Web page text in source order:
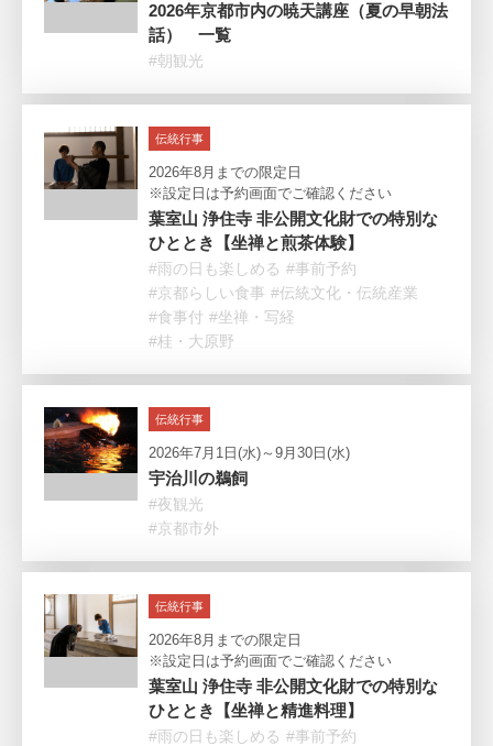
2026年京都市内の暁天講座（夏の早朝法
話） 一覧
#朝観光
伝統行事
2026年8月までの限定日
※設定日は予約画面でご確認ください
葉室山 浄住寺 非公開文化財での特別な
ひととき【坐禅と煎茶体験】
#雨の日も楽しめる #事前予約
#京都らしい食事 #伝統文化・伝統産業
#食事付 #坐禅・写経
#桂・大原野
伝統行事
2026年7月1日(水)～9月30日(水)
宇治川の鵜飼
#夜観光
#京都市外
伝統行事
2026年8月までの限定日
※設定日は予約画面でご確認ください
葉室山 浄住寺 非公開文化財での特別な
ひととき【坐禅と精進料理】
#雨の日も楽しめる #事前予約